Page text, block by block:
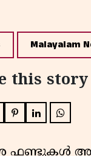
Malayalam
this story
ഫണ്ടുകൾ